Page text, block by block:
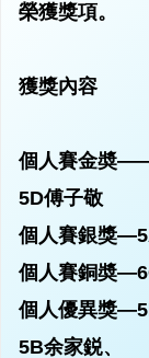
榮獲獎項。
獲獎內容
個人賽金奬
5D傅子敬
個人賽銀獎
個人賽銅奬
個人優異獎
5B余家鋭、